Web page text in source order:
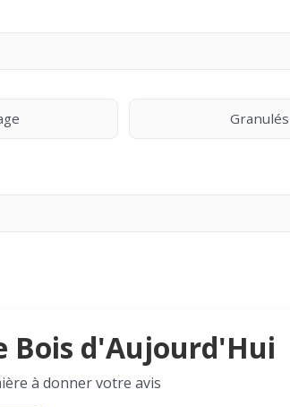
Bois d'Aujourd'Hui
à donner votre avis